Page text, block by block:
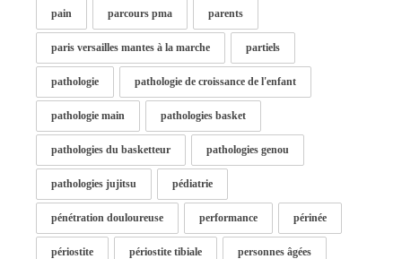
pain parcours pma parents
paris versailles mantes à la marche partiels
pathologie pathologie de croissance de l'enfant
pathologie main pathologies basket
pathologies du basketteur pathologies genou
pathologies jujitsu pédiatrie
pénétration douloureuse performance périnée
périostite périostite tibiale personnes âgées